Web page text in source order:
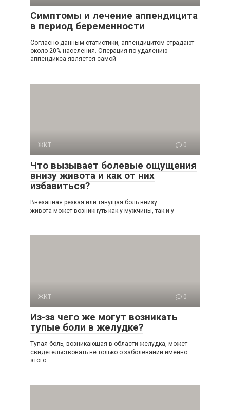
Симптомы и лечение аппендицита
в период беременности
Согласно данным статистики, аппендицитом страдают
около 20% населения. Операция по удалению
аппендикса является самой
ЖКТ 0
Что вызывает болевые ощущения
внизу живота и как от них
избавиться?
Внезапная резкая или тянущая боль внизу
живота может возникнуть как у мужчины, так и у
ЖКТ 0
Из-за чего же могут возникать
тупые боли в желудке?
Тупая боль, возникающая в области желудка, может
свидетельствовать не только о заболевании именно
этого